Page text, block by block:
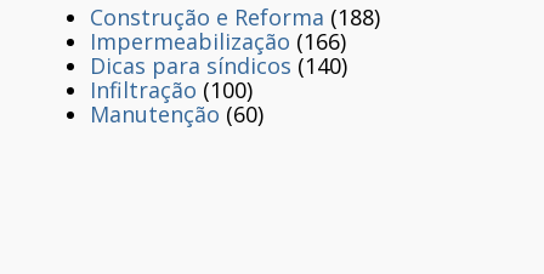
Construção e Reforma (188)
Impermeabilização (166)
Dicas para síndicos (140)
Infiltração (100)
Manutenção (60)